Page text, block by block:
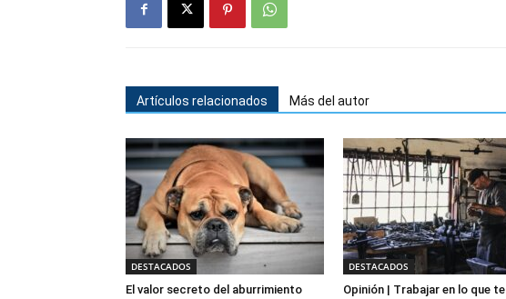
Artículos relacionados Más del autor
DESTACADOS
El valor secreto del aburrimiento
DESTACADOS
Opinión | Trabajar en lo que te